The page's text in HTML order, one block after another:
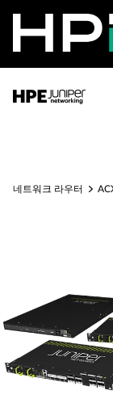
네트워크 라우터